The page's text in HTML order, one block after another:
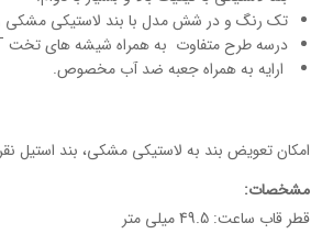
تک رنگ و در شش مدل با بند لاستیکی مشکی و
درسه طرح متفاوت به همراه شیشه های تخت FLAT، نیمه خمیده BUBBLE و کاملن خمیده SUPER BUBBLE .
ارایه به همراه جعبه ضد آب مخصوص.
امکان تعویض بند به لاستیکی مشکی، بند استیل
مشخصات:
قطر قاب ساعت: 49.5 میلی متر